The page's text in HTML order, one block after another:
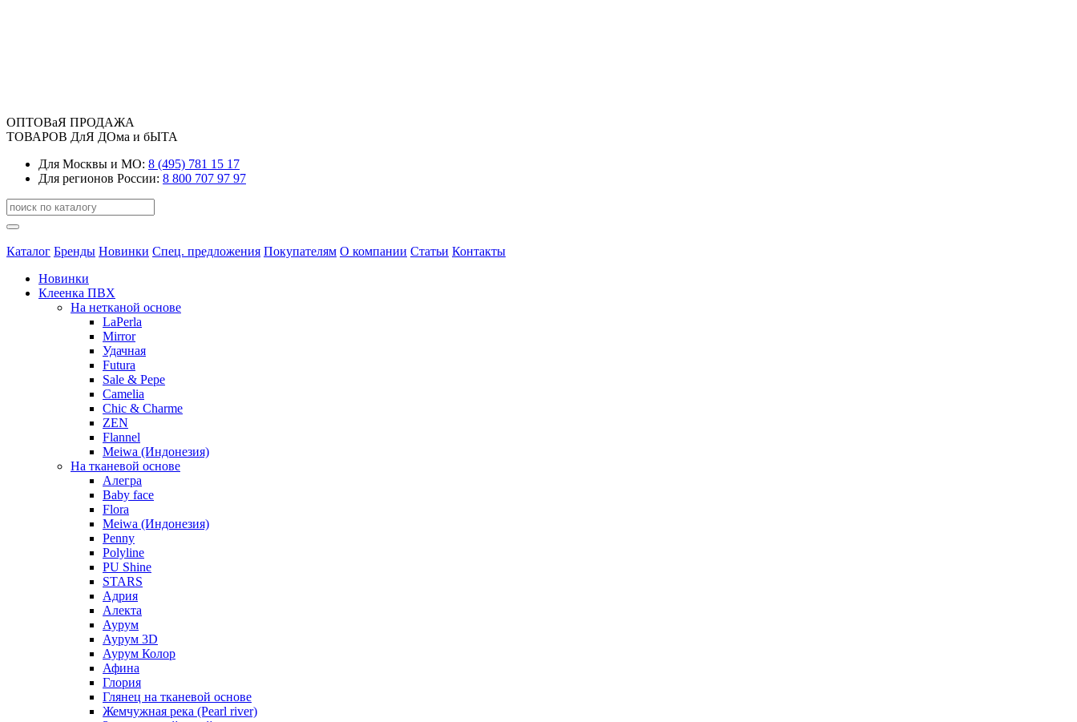
ОПТОВаЯ ПРОДАЖА
ТОВАРОВ ДлЯ ДОма и бЫТА
Для Москвы и МО: 8 (495) 781 15 17
Для регионов России: 8 800 707 97 97
Каталог Бренды Новинки Спец. предложения Покупателям О компании Статьи Контакты
Новинки
Клеенка ПВХ
На нетканой основе
LaPerla
Mirror
Удачная
Futura
Sale & Pepe
Camelia
Chic & Charme
ZEN
Flannel
Meiwa (Индонезия)
На тканевой основе
Алегра
Baby face
Flora
Meiwa (Индонезия)
Penny
Polyline
PU Shine
STARS
Адрия
Алекта
Аурум
Аурум 3D
Аурум Колор
Афина
Глория
Глянец на тканевой основе
Жемчужная река (Pearl river)